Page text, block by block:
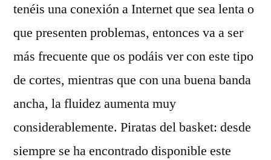
tenéis una conexión a Internet que sea lenta o
que presenten problemas, entonces va a ser
más frecuente que os podáis ver con este tipo
de cortes, mientras que con una buena banda
ancha, la fluidez aumenta muy
considerablemente. Piratas del basket: desde
siempre se ha encontrado disponible este